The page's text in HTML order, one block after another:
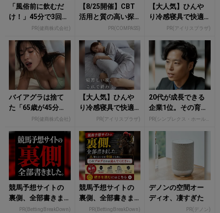
「風俗前に飲むだ
け！」45分で3回戦
も余裕！1日31円で
PR(健商株式会社)
【8/25開催】CBT
活用と質の高い探
究学習で変わる！
を見据えた...
PR(COMPASS)
【大人気】ひんや
り冷感寝具で快適
な睡眠をあなた
PR(アイリスプラザ)
バイアグラは捨て
た「65歳が45分で3
回戦も余裕」1日31
調！
PR(健商株式会社)
【大人気】ひんや
り冷感寝具で快適
な睡眠をあなた
PR(アイリスプラザ)
20代が成長できる
企業1位。その育て
方
競馬予想サイトの
裏側、全部書きま
した。PR(BettingBreakDown)
競馬予想サイトの
裏側、全部書きま
した。
PR(BettingBreakDown)
デノンの空間オー
ディオ、凄すぎた
PR(デノン)